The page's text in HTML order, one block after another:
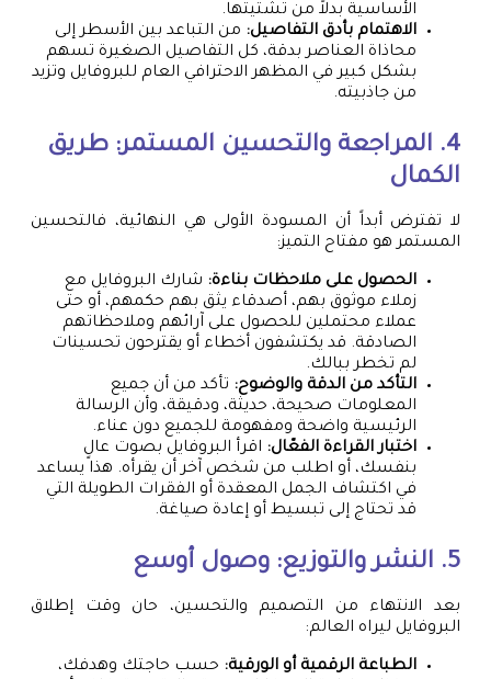
الأساسية بدلاً من تشتيتها.
الاهتمام بأدق التفاصيل: من التباعد بين الأسطر إلى
محاذاة العناصر بدقة، كل التفاصيل الصغيرة تسهم
بشكل كبير في المظهر الاحترافي العام للبروفايل وتزيد
من جاذبيته.
4. المراجعة والتحسين المستمر: طريق
الكمال
لا تفترض أبداً أن المسودة الأولى هي النهائية، فالتحسين
المستمر هو مفتاح التميز:
الحصول على ملاحظات بناءة: شارك البروفايل مع
زملاء موثوق بهم، أصدقاء يثق بهم حكمهم، أو حتى
عملاء محتملين للحصول على آرائهم وملاحظاتهم
الصادقة. قد يكتشفون أخطاء أو يقترحون تحسينات
لم تخطر ببالك.
التأكد من الدقة والوضوح: تأكد من أن جميع
المعلومات صحيحة، حديثة، ودقيقة، وأن الرسالة
الرئيسية واضحة ومفهومة للجميع دون عناء.
اختبار القراءة الفعّال: اقرأ البروفايل بصوت عالٍ
بنفسك، أو اطلب من شخص آخر أن يقرأه. هذا يساعد
في اكتشاف الجمل المعقدة أو الفقرات الطويلة التي
قد تحتاج إلى تبسيط أو إعادة صياغة.
5. النشر والتوزيع: وصول أوسع
بعد الانتهاء من التصميم والتحسين، حان وقت إطلاق
البروفايل ليراه العالم:
الطباعة الرقمية أو الورقية: حسب حاجتك وهدفك،